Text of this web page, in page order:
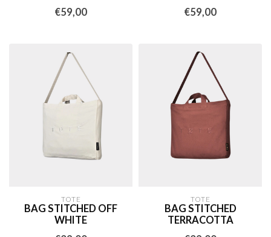
€59,00
€59,00
TOTE
BAG STITCHED OFF
WHITE
TOTE
BAG STITCHED
TERRACOTTA